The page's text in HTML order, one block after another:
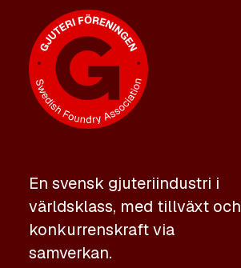
En svensk gjuteriindustri i
världsklass, med tillväxt och
konkurrenskraft via
samverkan.